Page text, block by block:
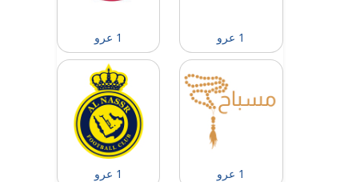
1 عرو 1 عرو
1 عرو 1 عرو